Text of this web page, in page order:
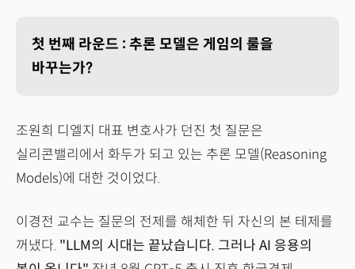
첫 번째 라운드 : 추론 모델은 게임의 룰을
바꾸는가?
조원희 디엘지 대표 변호사가 던진 첫 질문은
실리콘밸리에서 화두가 되고 있는 추론 모델(Reasoning
Models)에 대한 것이었다.
이경전 교수는 질문의 전제를 해체한 뒤 자신의 본 테제를
꺼냈다. "LLM의 시대는 끝났습니다. 그러나 AI 응용의